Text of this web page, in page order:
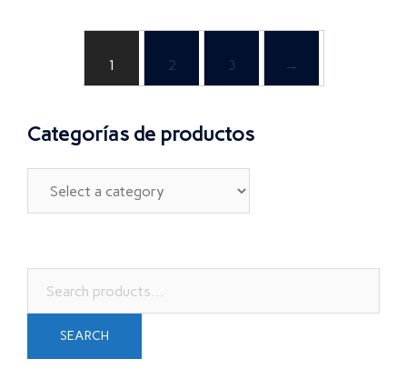
1 2 3 →
Categorías de productos
SEARCH